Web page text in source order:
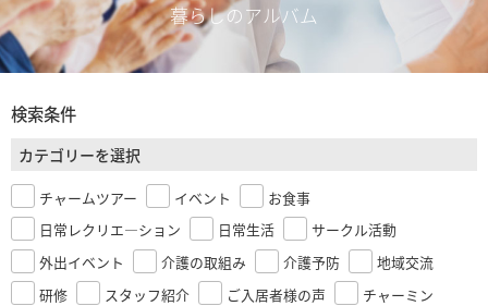
暮らしのアルバム
検索条件
カテゴリーを選択
チャームツアー イベント
お食事
日常レクリエ―ション
日常生活
サークル活動
外出イベント
介護の取組み 介護予防
地域交流
研修
スタッフ紹介 ご入居者様の声 チャーミン